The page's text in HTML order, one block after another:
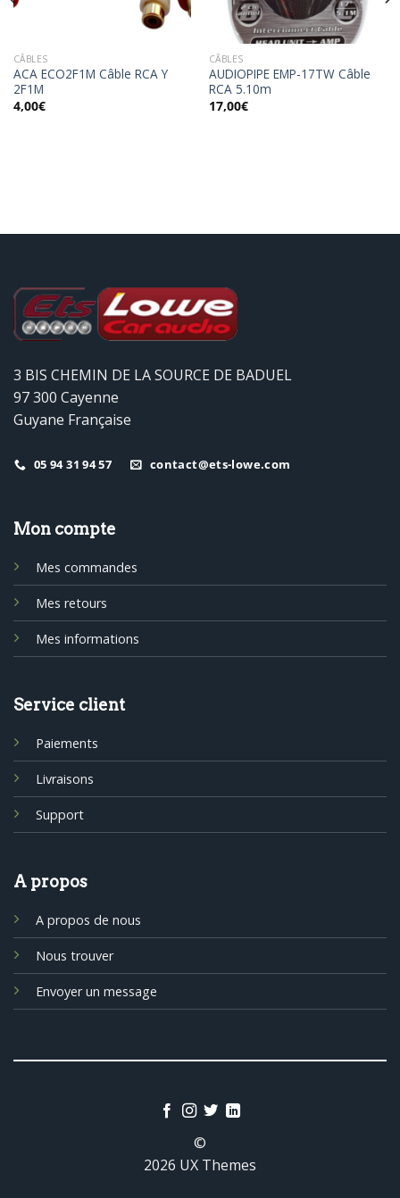
CÂBLES
ACA ECO2F1M Câble RCA Y
2F1M
4,00€
CÂBLES
AUDIOPIPE EMP-17TW Câble
RCA 5.10m
17,00€
3 BIS CHEMIN DE LA SOURCE DE BADUEL
97 300 Cayenne
Guyane Française
05 94 31 94 57 contact@ets-lowe.com
Mon compte
Mes commandes
Mes retours
Mes informations
Service client
Paiements
Livraisons
Support
A propos
A propos de nous
Nous trouver
Envoyer un message
©
2026 UX Themes